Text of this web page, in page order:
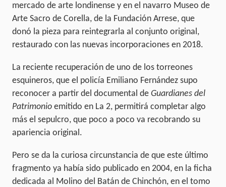
mercado de arte londinense y en el navarro Museo de
Arte Sacro de Corella, de la Fundación Arrese, que
donó la pieza para reintegrarla al conjunto original,
restaurado con las nuevas incorporaciones en 2018.
La reciente recuperación de uno de los torreones
esquineros, que el policía Emiliano Fernández supo
reconocer a partir del documental de Guardianes del
Patrimonio emitido en La 2, permitirá completar algo
más el sepulcro, que poco a poco va recobrando su
apariencia original.
Pero se da la curiosa circunstancia de que este último
fragmento ya había sido publicado en 2004, en la ficha
dedicada al Molino del Batán de Chinchón, en el tomo